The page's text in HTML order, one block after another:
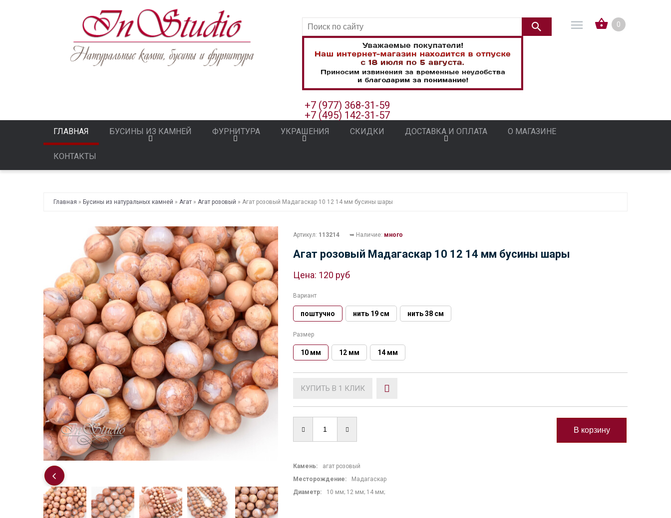
0
+7 (977) 368-31-59
+7 (495) 142-31-57
ГЛАВНАЯ БУСИНЫ ИЗ КАМНЕЙ ФУРНИТУРА УКРАШЕНИЯ СКИДКИ ДОСТАВКА И ОПЛАТА О МАГАЗИНЕ
КОНТАКТЫ
Главная » Бусины из натуральных камней » Агат » Агат розовый » Агат розовый Мадагаскар 10 12 14 мм бусины шары
Артикул: 113214 ➥ Наличие: много
Агат розовый Мадагаскар 10 12 14 мм бусины шары
Цена: 120 руб
Вариант
поштучно нить 19 см нить 38 см
Размер
10 мм 12 мм 14 мм
КУПИТЬ В 1 КЛИК
Камень:
агат розовый
Месторождение:
Мадагаскар
Диаметр:
10 мм; 12 мм; 14 мм;